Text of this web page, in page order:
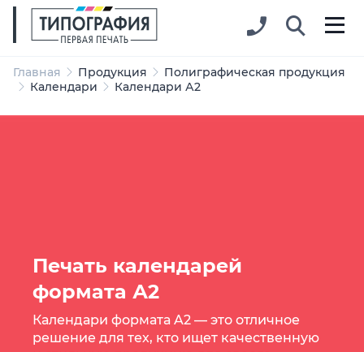
Главная Продукция
Полиграфическая продукция
Календари
Календари А2
Печать календарей
формата А2
Календари формата A2 — это отличное
решение для тех, кто ищет качественную